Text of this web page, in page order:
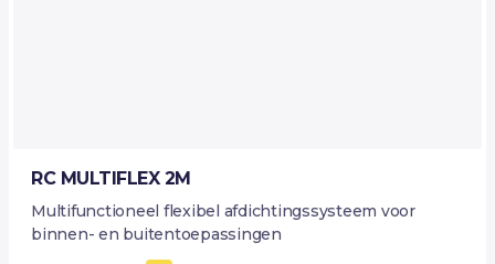
RC MULTIFLEX 2M
Multifunctioneel flexibel afdichtingssysteem voor
binnen- en buitentoepassingen